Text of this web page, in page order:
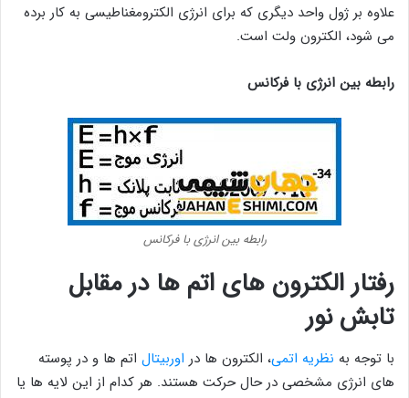
علاوه بر ژول واحد دیگری که برای انرژی الکترومغناطیسی به کار برده
می شود، الکترون ولت است.
رابطه بین انرژی با فرکانس
رابطه بین انرژی با فرکانس
رفتار الکترون های اتم ها در مقابل
تابش نور
با توجه به نظریه اتمی، الکترون ها در اوربیتال اتم ها و در پوسته
های انرژی مشخصی در حال حرکت هستند. هر کدام از این لایه ها یا